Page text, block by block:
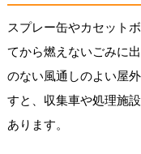
スプレー缶やカセット
てから燃えないごみに
のない風通しのよい屋
すと、収集車や処理施
あります。